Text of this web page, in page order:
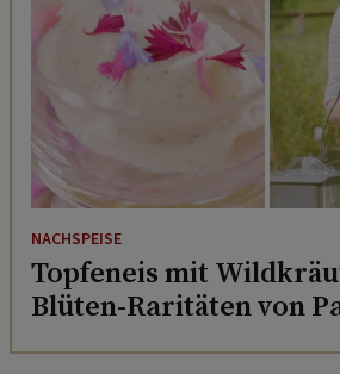
NACHSPEISE
Topfeneis mit
Blüten-Raritäten von